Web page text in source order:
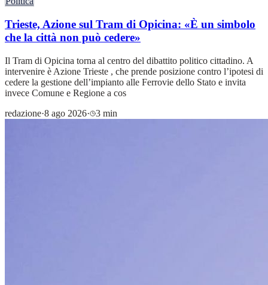
Trieste, Azione sul Tram di Opicina: «È un simbolo
che la città non può cedere»
Il Tram di Opicina torna al centro del dibattito politico cittadino. A
intervenire è Azione Trieste , che prende posizione contro l’ipotesi di
cedere la gestione dell’impianto alle Ferrovie dello Stato e invita
invece Comune e Regione a cos
redazione·8 ago 2026· 3 min